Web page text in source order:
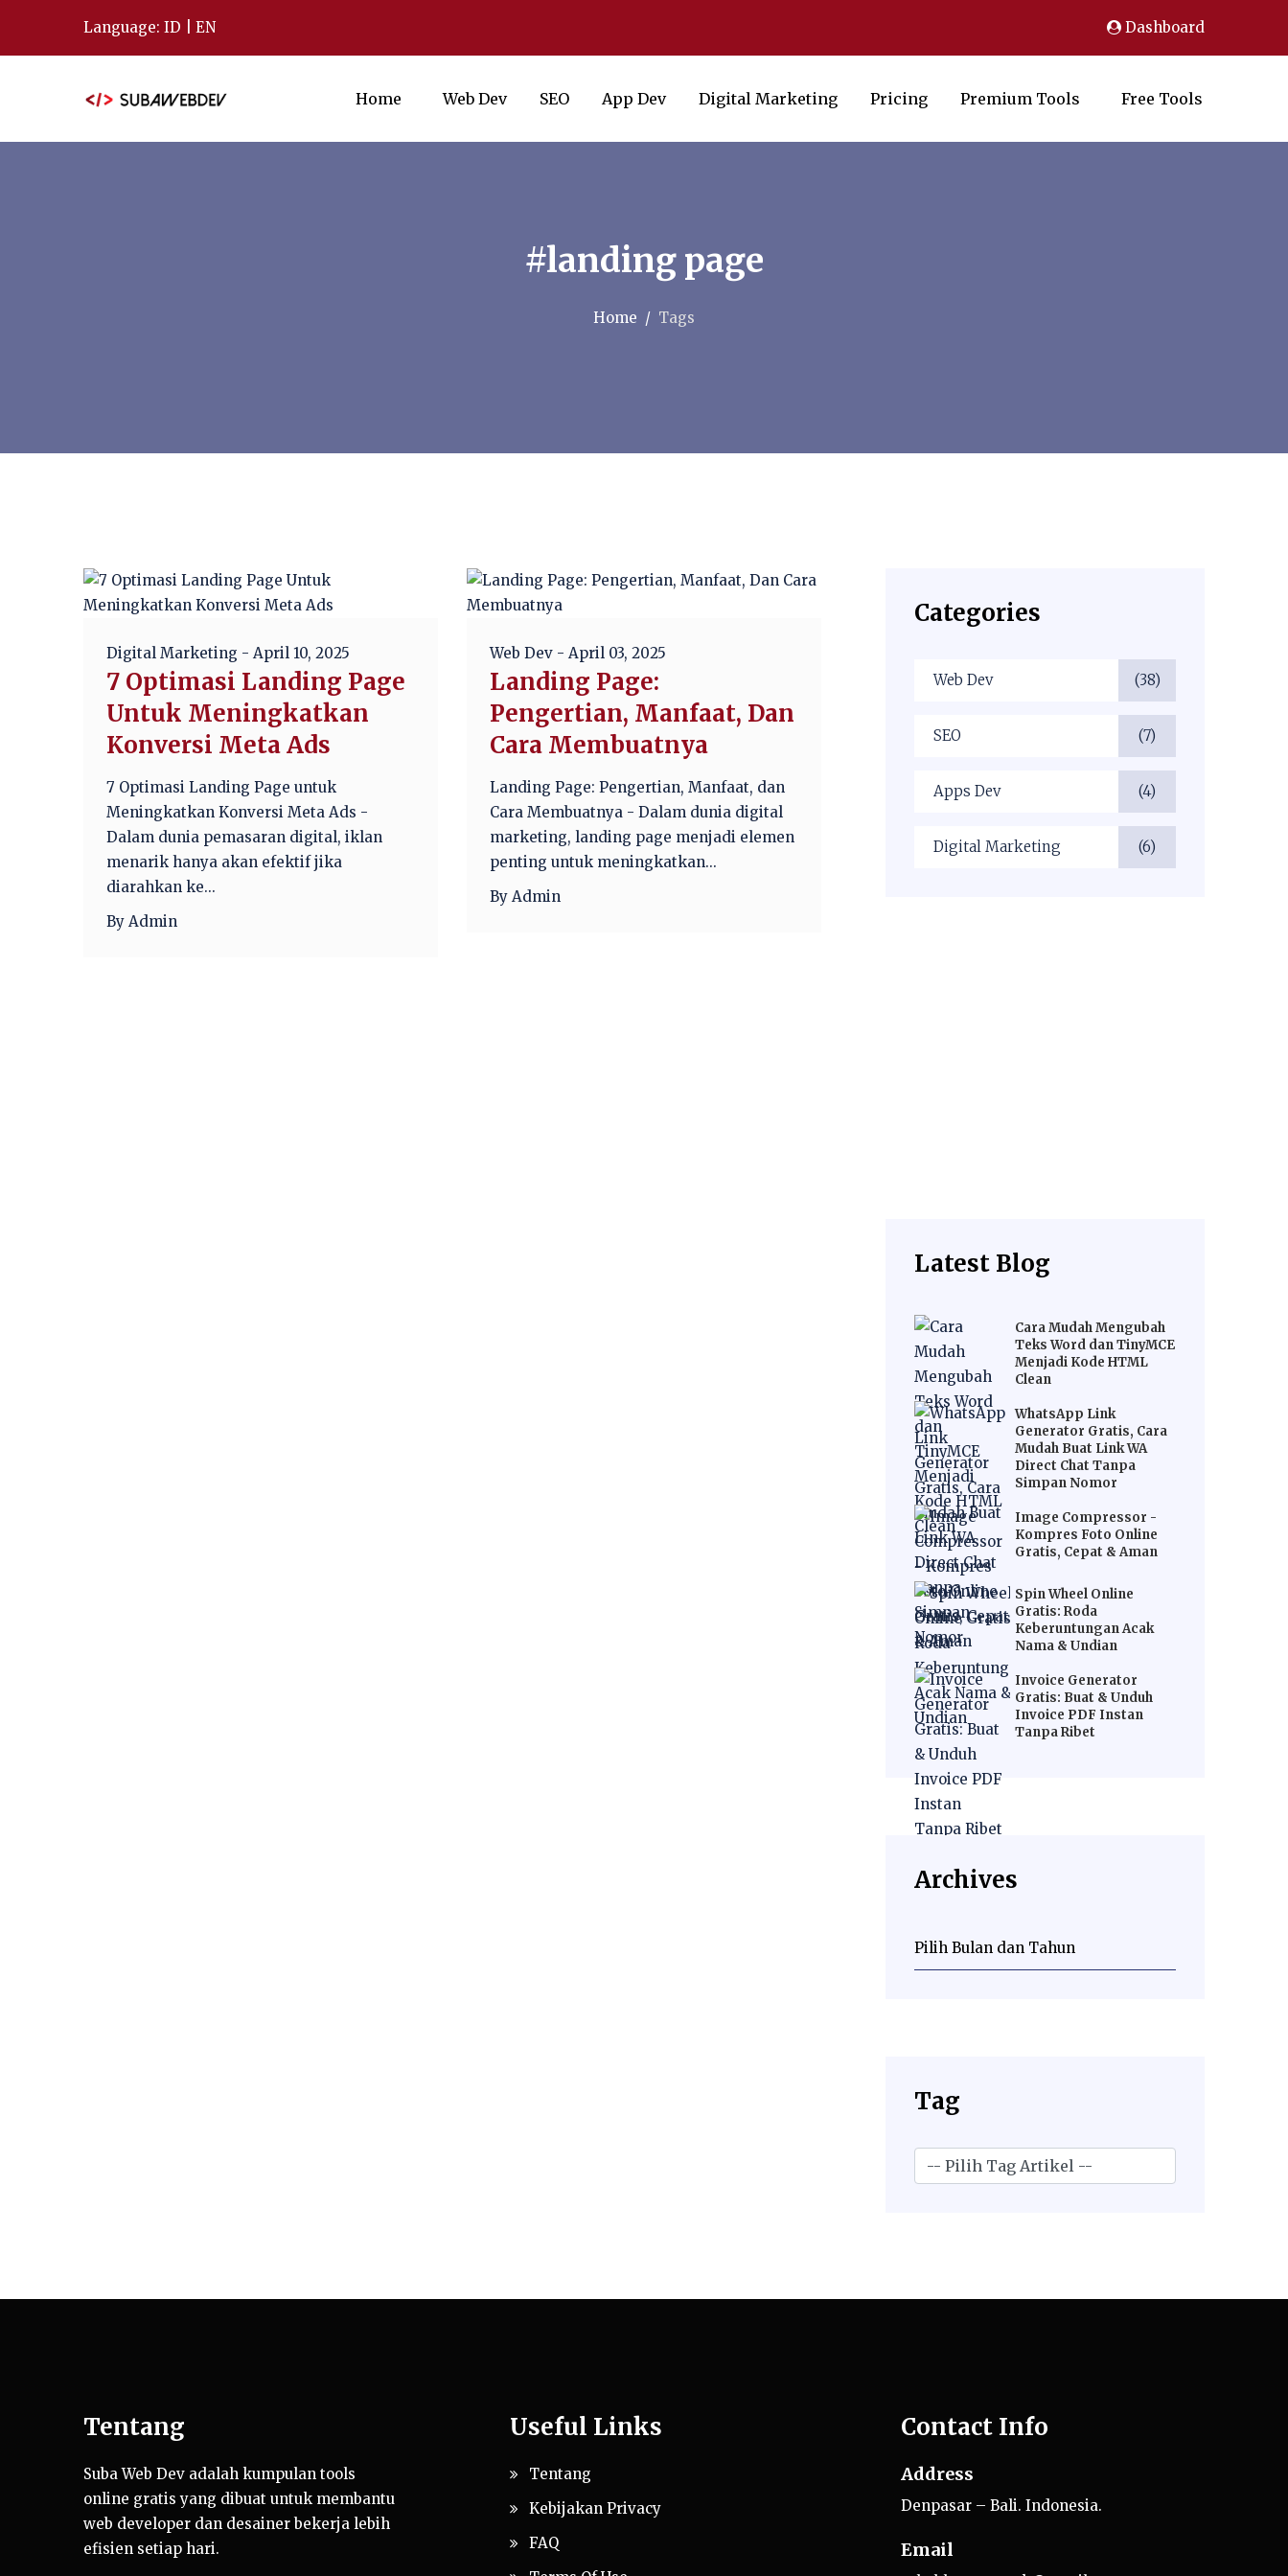
Language: ID EN Dashboard
Home Web Dev SEO App Dev Digital Marketing Pricing Premium Tools Free Tools
#landing page
Home Tags
Categories
Web Dev (38)
SEO (7)
Apps Dev (4)
Digital Marketing (6)
Latest Blog
Cara Mudah Mengubah
Teks Word dan TinyMCE
Menjadi Kode HTML
Clean
WhatsApp Link
Generator Gratis, Cara
Mudah Buat Link WA
Direct Chat Tanpa
Simpan Nomor
Image Compressor -
Kompres Foto Online
Gratis, Cepat & Aman
Spin Wheel Online
Gratis: Roda
Keberuntungan Acak
Nama & Undian
Invoice Generator
Gratis: Buat & Unduh
Invoice PDF Instan
Tanpa Ribet
Archives
Tag
Digital Marketing - April 10, 2025
7 Optimasi Landing Page
Untuk Meningkatkan
Konversi Meta Ads
7 Optimasi Landing Page untuk
Meningkatkan Konversi Meta Ads -
Dalam dunia pemasaran digital, iklan
menarik hanya akan efektif jika
diarahkan ke...
By Admin
Web Dev - April 03, 2025
Landing Page:
Pengertian, Manfaat, Dan
Cara Membuatnya
Landing Page: Pengertian, Manfaat, dan
Cara Membuatnya - Dalam dunia digital
marketing, landing page menjadi elemen
penting untuk meningkatkan...
By Admin
Tentang
Suba Web Dev adalah kumpulan tools
online gratis yang dibuat untuk membantu
web developer dan desainer bekerja lebih
efisien setiap hari.
Useful Links
Tentang
Kebijakan Privacy
FAQ
Contact Info
Address
Denpasar – Bali. Indonesia.
Email